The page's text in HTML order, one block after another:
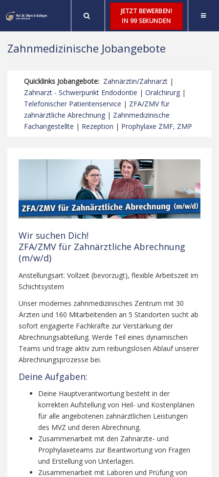
JETZT BEWERBEN!
IN 99 SEKUNDEN
Zahnmedizinische Jobangebote
Quicklinks Jobangebote: Zahnärztin/Zahnarzt |
Zahnarzt - Schwerpunkt Endodontie | Oralchirurg |
Telefonischer Patientenservice | ZFA/ZMV für
zahnärztliche Abrechnung | Zahnmedizinische
Fachangestellte | Rezeption | Prophylaxe ZMF, ZMP
Wir suchen Dich!
ZFA/ZMV für Zahnärztliche Abrechnung
(m/w/d)
Anstellungsart: Vollzeit (bevorzugt), flexible Arbeitszeit im
Schichtsystem
Unser modernes zahnmedizinisches Zentrum mit 30
Ärzten und 160 Mitarbeitenden an 5 Standorten sucht ab
sofort engagierte Fachkräfte zur Verstärkung der
Abrechnungsabteilung. Werde Teil eines dynamischen
Teams und trage aktiv zum reibungslosen Ablauf unserer
Abrechnungsprozesse bei.
Deine Aufgaben:
Deine Hauptverantwortung besteht in der
korrekten Aufstellung von Heil- und Kostenplänen
für alle angebotenen zahnärztlichen Leistungen
des MVZ und deren Abrechnung.
Zusammenarbeit mit den Zahnärzte- und
Prophylaxeteams zur Beantwortung von Fragen
und Erstellung von Unterlagen.
Zusammenarbeit mit Laboren und Prüfung von